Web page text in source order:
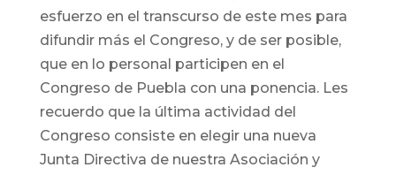
esfuerzo en el transcurso de este mes para
difundir más el Congreso, y de ser posible,
que en lo personal participen en el
Congreso de Puebla con una ponencia. Les
recuerdo que la última actividad del
Congreso consiste en elegir una nueva
Junta Directiva de nuestra Asociación y